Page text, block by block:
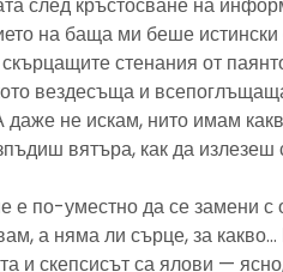
на баща ми беше
стенания от
вездесъща и
даже не искам, нито имам
вятъра, как да излезеш
е по-уместно да се замени с
а няма ли сърце, за
и скепсисът са ялови —